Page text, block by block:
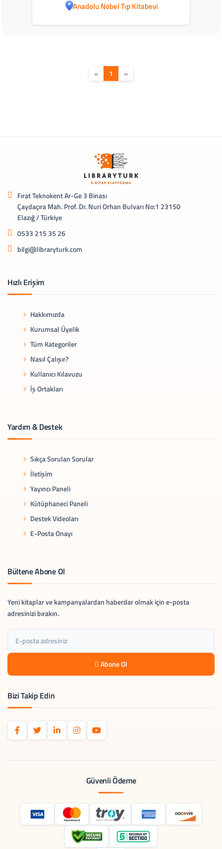
Anadolu Nobel Tıp Kitabevi
« 1 »
Fırat Teknokent Ar-Ge 3 Binası
Çaydaçıra Mah. Prof. Dr. Nuri Orhan Bulvarı No:1 23150
Elazığ / Türkiye
0533 215 35 26
bilgi@libraryturk.com
Hızlı Erişim
Hakkımızda
Kurumsal Üyelik
Tüm Kategoriler
Nasıl Çalışır?
Kullanıcı Kılavuzu
İş Ortakları
Yardım & Destek
Sıkça Sorulan Sorular
İletişim
Yayıncı Paneli
Kütüphaneci Paneli
Destek Videoları
E-Posta Onayı
Bültene Abone Ol
Yeni kitaplar ve kampanyalardan haberdar olmak için e-posta
adresinizi bırakın.
Abone Ol
Bizi Takip Edin
Güvenli Ödeme